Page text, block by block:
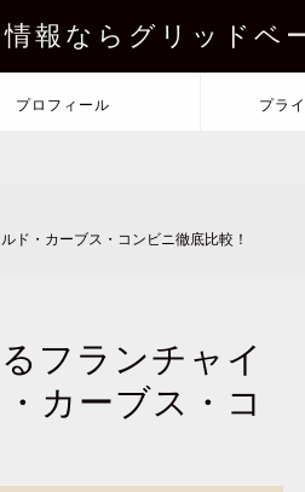
報ならグリッドベ
プロフィール プラ
ド・カーブス・コンビニ徹底比較！
フランチャイ
カーブス・コ